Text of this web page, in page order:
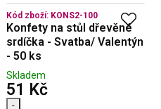
Kód zboží: KONS2-100
Konfety na stůl dřevěné
srdíčka - Svatba/ Valentýn
- 50 ks
Skladem
51 Kčs DPH
-